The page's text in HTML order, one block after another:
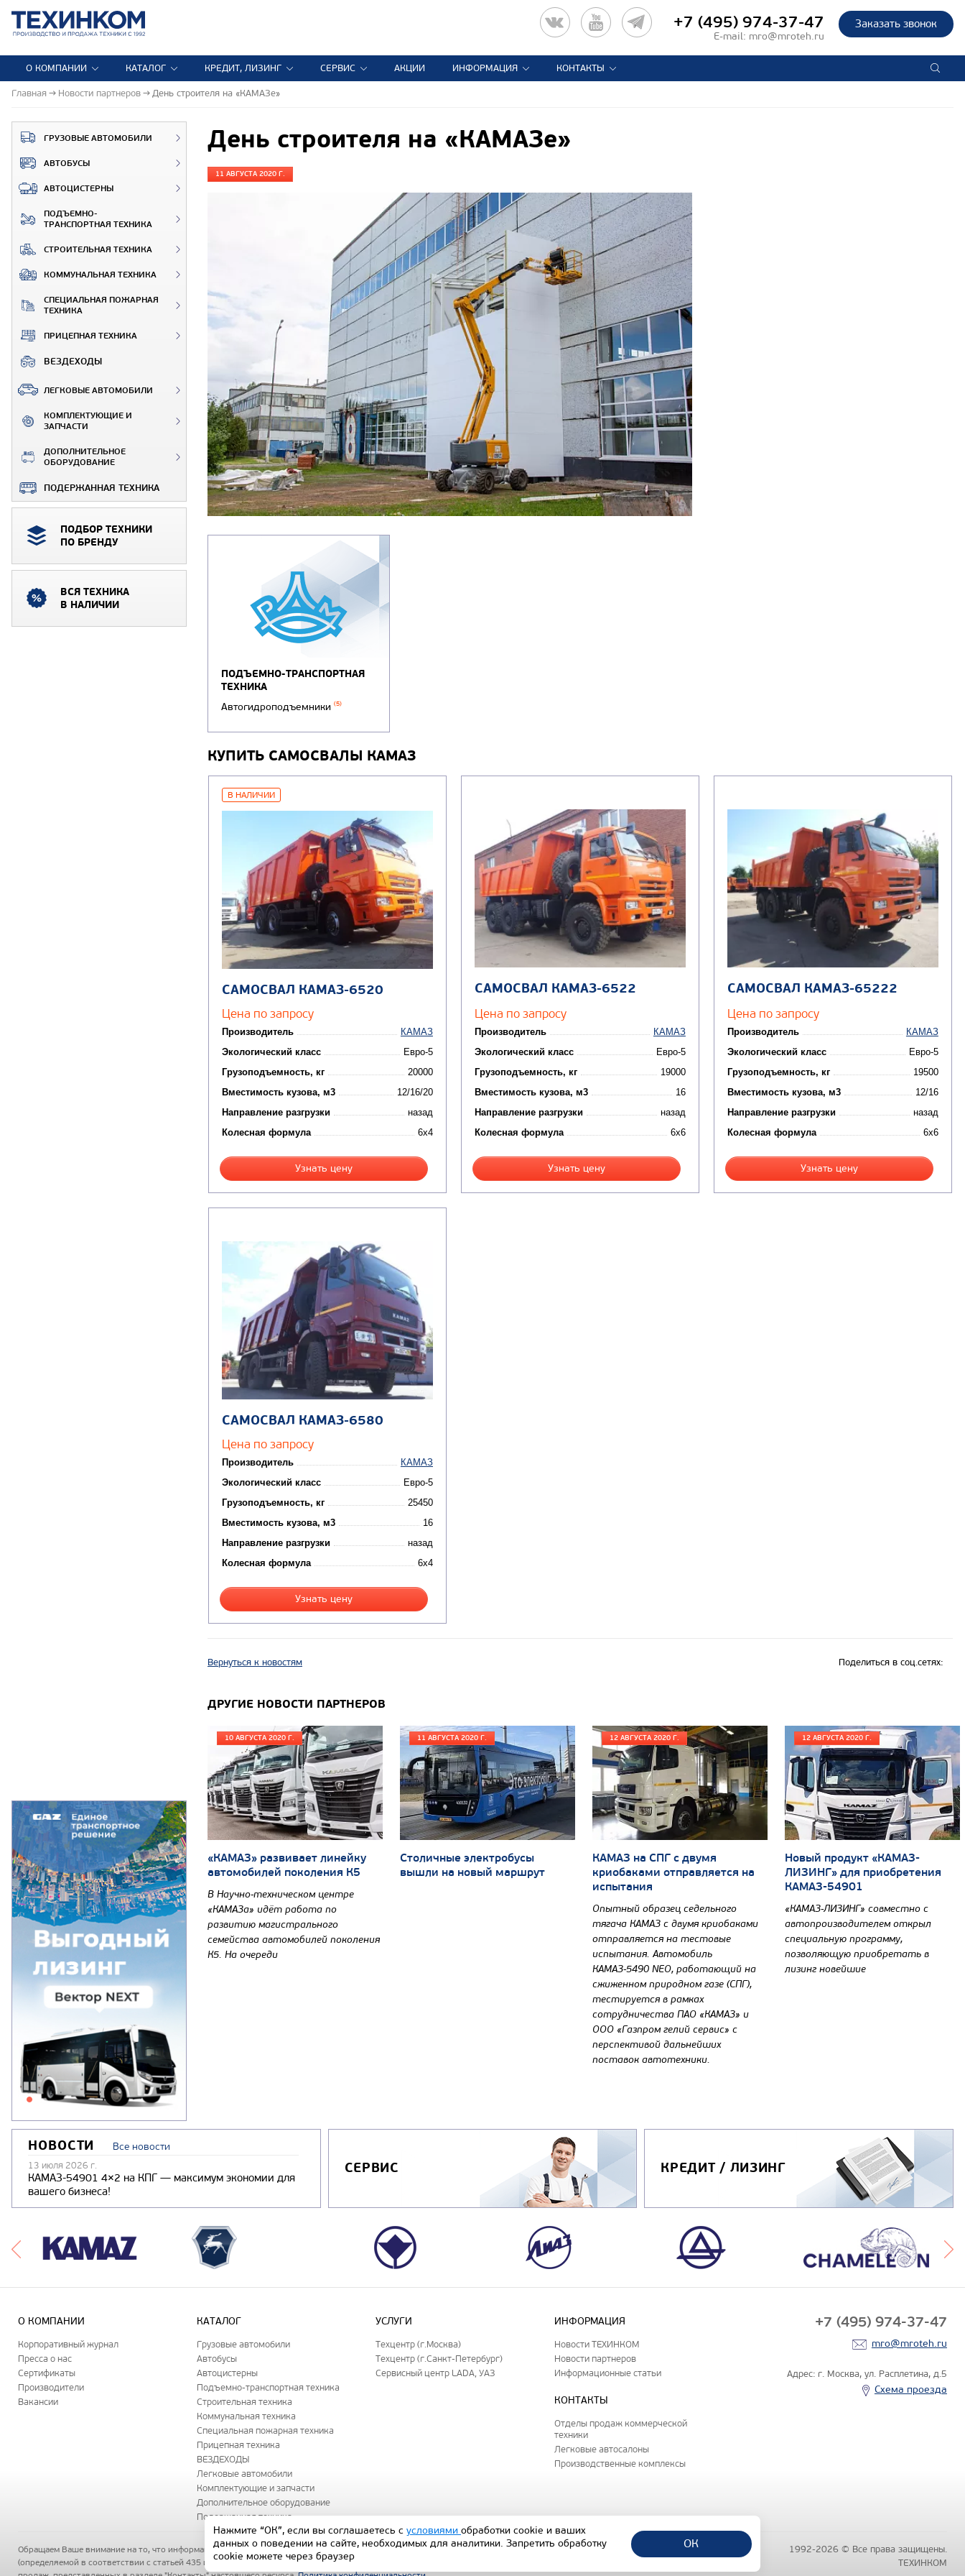
Заказать звонок
+7 (495) 974-37-47
E-mail: mro@mroteh.ru
О КОМПАНИИ КАТАЛОГ КРЕДИТ, ЛИЗИНГ СЕРВИС АКЦИИ ИНФОРМАЦИЯ КОНТАКТЫ
Главная Новости партнеров День строителя на «КАМАЗе»
ГРУЗОВЫЕ АВТОМОБИЛИ
АВТОБУСЫ
АВТОЦИСТЕРНЫ
ПОДЪЕМНО-
ТРАНСПОРТНАЯ ТЕХНИКА
СТРОИТЕЛЬНАЯ ТЕХНИКА
КОММУНАЛЬНАЯ ТЕХНИКА
СПЕЦИАЛЬНАЯ ПОЖАРНАЯ
ТЕХНИКА
ПРИЦЕПНАЯ ТЕХНИКА
ВЕЗДЕХОДЫ
ЛЕГКОВЫЕ АВТОМОБИЛИ
КОМПЛЕКТУЮЩИЕ И
ЗАПЧАСТИ
ДОПОЛНИТЕЛЬНОЕ
ОБОРУДОВАНИЕ
ПОДЕРЖАННАЯ ТЕХНИКА
ПОДБОР ТЕХНИКИ
ПО БРЕНДУ
ВСЯ ТЕХНИКА
В НАЛИЧИИ
День строителя на «КАМАЗе»
11 АВГУСТА 2020 Г.
ПОДЪЕМНО-ТРАНСПОРТНАЯ
ТЕХНИКА
Автогидроподъемники (5)
КУПИТЬ САМОСВАЛЫ КАМАЗ
В НАЛИЧИИ
САМОСВАЛ КАМАЗ-6520
Цена по запросу
Производитель
КАМАЗ
Экологический класс
Евро-5
Грузоподъемность, кг
20000
Вместимость кузова, м3
12/16/20
Направление разгрузки
назад
Колесная формула
6x4
Узнать цену
САМОСВАЛ КАМАЗ-6522
Цена по запросу
Производитель
КАМАЗ
Экологический класс
Евро-5
Грузоподъемность, кг
19000
Вместимость кузова, м3
16
Направление разгрузки
назад
Колесная формула
6x6
Узнать цену
САМОСВАЛ КАМАЗ-65222
Цена по запросу
Производитель
КАМАЗ
Экологический класс
Евро-5
Грузоподъемность, кг
19500
Вместимость кузова, м3
12/16
Направление разгрузки
назад
Колесная формула
6x6
Узнать цену
САМОСВАЛ КАМАЗ-6580
Цена по запросу
Производитель
КАМАЗ
Экологический класс
Евро-5
Грузоподъемность, кг
25450
Вместимость кузова, м3
16
Направление разгрузки
назад
Колесная формула
6x4
Узнать цену
Вернуться к новостям Поделиться в соц.сетях:
ДРУГИЕ НОВОСТИ ПАРТНЕРОВ
10 АВГУСТА 2020 Г.
«КАМАЗ» развивает линейку
автомобилей поколения К5
В Научно-техническом центре
«КАМАЗа» идёт работа по
развитию магистрального
семейства автомобилей поколения
К5. На очереди
11 АВГУСТА 2020 Г.
Столичные электробусы
вышли на новый маршрут
12 АВГУСТА 2020 Г.
КАМАЗ на СПГ с двумя
криобаками отправляется на
испытания
Опытный образец седельного
тягача КАМАЗ с двумя криобаками
отправляется на тестовые
испытания. Автомобиль
КАМАЗ-5490 NEO, работающий на
сжиженном природном газе (СПГ),
тестируется в рамках
сотрудничества ПАО «КАМАЗ» и
ООО «Газпром гелий сервис» с
перспективой дальнейших
поставок автотехники.
12 АВГУСТА 2020 Г.
Новый продукт «КАМАЗ-
ЛИЗИНГ» для приобретения
КАМАЗ-54901
«КАМАЗ-ЛИЗИНГ» совместно с
автопроизводителем открыл
специальную программу,
позволяющую приобретать в
лизинг новейшие
НОВОСТИ Все новости
13 июля 2026 г.
КАМАЗ-54901 4×2 на КПГ — максимум экономии для
вашего бизнеса!
СЕРВИС КРЕДИТ / ЛИЗИНГ
О КОМПАНИИ
Корпоративный журнал
Пресса о нас
Сертификаты
Производители
Вакансии
КАТАЛОГ
Грузовые автомобили
Автобусы
Автоцистерны
Подъемно-транспортная техника
Строительная техника
Коммунальная техника
Специальная пожарная техника
Прицепная техника
ВЕЗДЕХОДЫ
Легковые автомобили
Комплектующие и запчасти
Дополнительное оборудование
Подержанная техника
УСЛУГИ
Техцентр (г.Москва)
Техцентр (г.Санкт-Петербург)
Сервисный центр LADA, УАЗ
ИНФОРМАЦИЯ
Новости ТЕХИНКОМ
Новости партнеров
Информационные статьи
КОНТАКТЫ
Отделы продаж коммерческой
техники
Легковые автосалоны
Производственные комплексы
+7 (495) 974-37-47
mro@mroteh.ru
Адрес: г. Москва, ул. Расплетина, д.5
Схема проезда
Обращаем Ваше внимание на то, что информация на данном сайте носит исключительно уведомительный и информационный характер и не является публичной офертой
(определяемой в соответствии с статьей 435 и статьей 437 Гражданского кодекса РФ). Наличие и стоимость представленных на сайте автомобилей уточняйте по телефонам отделов
1992-2026 © Все права защищены.
ТЕХИНКОМ
Нажмите “ОК”, если вы соглашаетесь с условиями обработки cookie и ваших
данных о поведении на сайте, необходимых для аналитики. Запретить обработку
cookie можете через браузер
ОК